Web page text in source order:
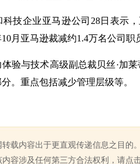
科技企业亚马逊公司28日表示
月亚马逊裁减约1.4万名公司职
验与技术高级副总裁贝丝·加
。重点包括减少管理层级等。
转载内容出于更直观传递信息之目的
容涉及任何第三方合法权利，请点